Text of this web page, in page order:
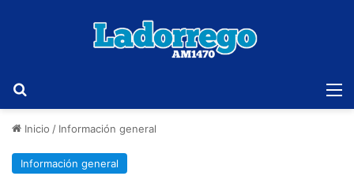
Inicio / Información general
Información general